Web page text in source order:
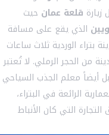
زيارة قلعة عمان حيث
الذي يقع على مسافة
بتراء الوردية ثلاث ساعات
من الحجر الرملي. لا تُعتبر
أيضاً معلم الجذب السياحي
الرائعة في البتراء،
التي كان الأنباط